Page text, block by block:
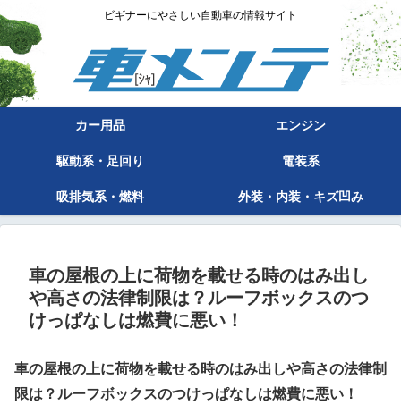
ビギナーにやさしい自動車の情報サイト
カー用品 エンジン
駆動系・足回り 電装系
吸排気系・燃料 外装・内装・キズ凹み
車の屋根の上に荷物を載せる時のはみ出し
や高さの法律制限は？ルーフボックスのつ
けっぱなしは燃費に悪い！
車の屋根の上に荷物を載せる時のはみ出しや高さの法律制
限は？ルーフボックスのつけっぱなしは燃費に悪い！